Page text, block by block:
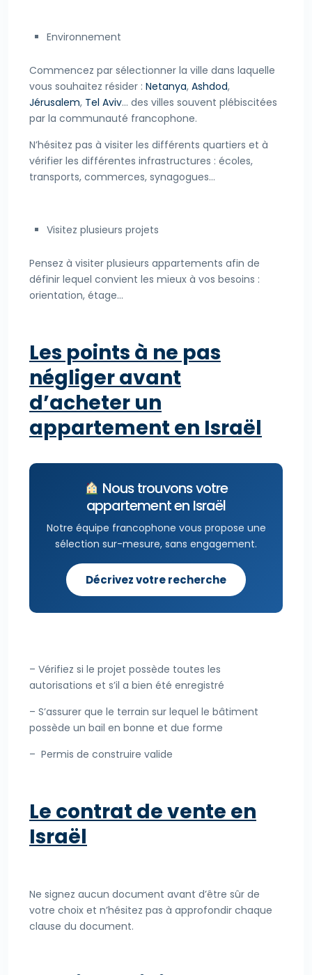
Environnement
Commencez par sélectionner la ville dans laquelle
vous souhaitez résider : Netanya, Ashdod,
Jérusalem, Tel Aviv… des villes souvent plébiscitées
par la communauté francophone.
N’hésitez pas à visiter les différents quartiers et à
vérifier les différentes infrastructures : écoles,
transports, commerces, synagogues…
Visitez plusieurs projets
Pensez à visiter plusieurs appartements afin de
définir lequel convient les mieux à vos besoins :
orientation, étage…
Les points à ne pas
négliger avant
d’acheter un
appartement en Israël
Nous trouvons votre
appartement en Israël
Notre équipe francophone vous propose une
sélection sur-mesure, sans engagement.
Décrivez votre recherche
– Vérifiez si le projet possède toutes les
autorisations et s’il a bien été enregistré
– S’assurer que le terrain sur lequel le bâtiment
possède un bail en bonne et due forme
– Permis de construire valide
Le contrat de vente en
Israël
Ne signez aucun document avant d’être sûr de
votre choix et n’hésitez pas à approfondir chaque
clause du document.